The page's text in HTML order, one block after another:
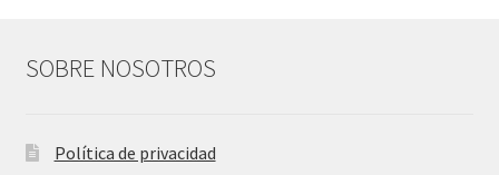
SOBRE NOSOTROS
Política de privacidad